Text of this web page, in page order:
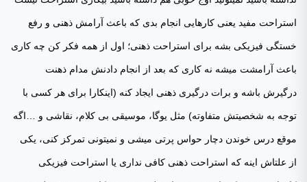
استراحت مفید یعنی کارهایی انجام بدی که باعث آرامش ذهنی و رفع
خستگی فیزیکی بشه برای استراحت ذهنی؛ اول از همه فکر کن چه کاری
باعث آرامشت میشه نه کاری که بعد از انجام دادنش مدام ذهنت
درگیرش باشه و برات درگیری ذهنی ایجاد کنه (اینکارا برای هر کسی با
توجه به شخصیتش متفاوته) مثل یوگا، موسیقی بی کلام، نقاشی و …اگه
موقع درس خوندن دچار حواس پرتی میشی و نمیتونی تمرکز کنی، یکی
از علتاش اینه که استراحت ذهنی کافی نداری یا استراحت فیزیکی